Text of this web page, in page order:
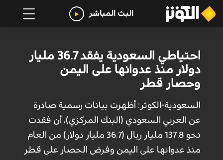
البث المباشر
احتياطي السعودية يفقد 36.7 مليار
دولار منذ عدوانها على اليمن
وحصار قطر
السعودية-الكوثر: أظهرت بيانات رسمية صادرة
عن العربي السعودي (البنك المركزي)، أن فقدت
نحو 137.8 مليار ريال (36.7 مليار دولار) من العام
منذ عدوانها على اليمن وفرض الحصار على قطر